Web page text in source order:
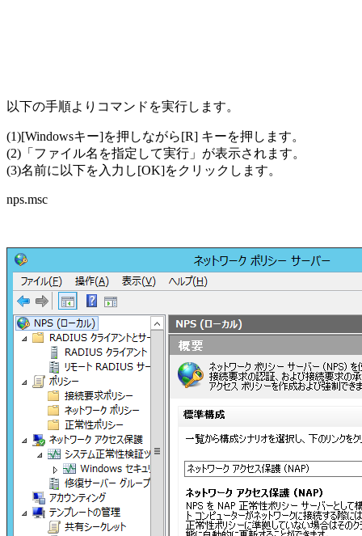
以下の手順よりコマンドを実行します。
(1)[Windowsキー]を押しながら[R] キーを押します。
(2)「ファイル名を指定して実行」が表示されます。
(3)名前に以下を入力し[OK]をクリックします。
nps.msc